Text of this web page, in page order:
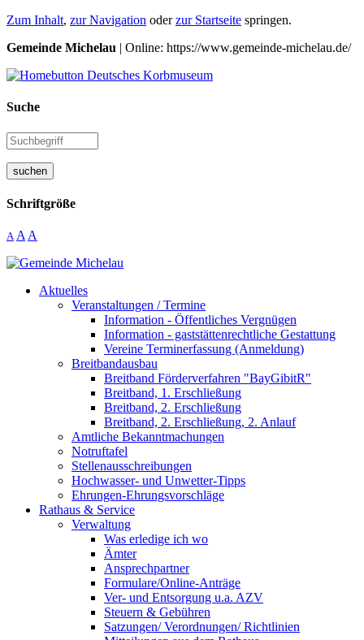
Zum Inhalt, zur Navigation oderzur Startseite springen.
Gemeinde Michelau | Online: https://www.gemeinde-michelau.de/
Suche
suchen
Schriftgröße
A A A
Aktuelles
Veranstaltungen / Termine
Information - Öffentliches Vergnügen
Information - gaststättenrechtliche Gestattung
Vereine Terminerfassung (Anmeldung)
Breitbandausbau
Breitband Förderverfahren "BayGibitR"
Breitband, 1. Erschließung
Breitband, 2. Erschließung
Breitband, 2. Erschließung, 2. Anlauf
Amtliche Bekanntmachungen
Notruftafel
Stellenausschreibungen
Hochwasser- und Unwetter-Tipps
Ehrungen-Ehrungsvorschläge
Rathaus & Service
Verwaltung
Was erledige ich wo
Ämter
Ansprechpartner
Formulare/Online-Anträge
Ver- und Entsorgung u.a. AZV
Steuern & Gebühren
Satzungen/ Verordnungen/ Richtlinien